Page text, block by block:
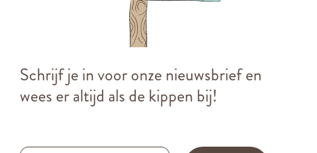
Schrijf je in voor onze nieuwsbrief en
wees er altijd als de kippen bij!